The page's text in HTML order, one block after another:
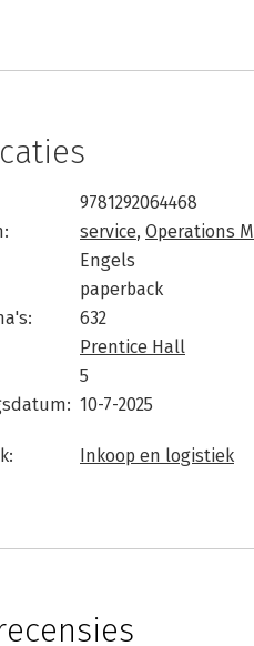
9781292064468
service, Operations
Engels
paperback
632
Prentice Hall
5
10-7-2025
Inkoop en logistiek